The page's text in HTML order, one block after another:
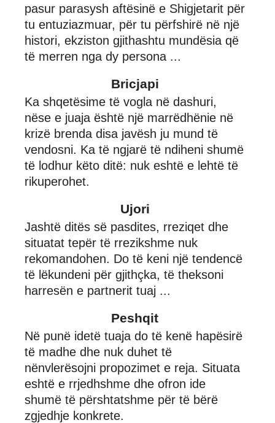
pasur parasysh aftësinë e Shigjetarit për
tu entuziazmuar, për tu përfshirë në një
histori, ekziston gjithashtu mundësia që
të merren nga dy persona ...
Bricjapi
Ka shqetësime të vogla në dashuri,
nëse e juaja është një marrëdhënie në
krizë brenda disa javësh ju mund të
vendosni. Ka të ngjarë të ndiheni shumë
të lodhur këto ditë: nuk eshtë e lehtë të
rikuperohet.
Ujori
Jashtë ditës së pasdites, rreziqet dhe
situatat tepër të rrezikshme nuk
rekomandohen. Do të keni një tendencë
të lëkundeni për gjithçka, të theksoni
harresën e partnerit tuaj ...
Peshqit
Në punë idetë tuaja do të kenë hapësirë
të madhe dhe nuk duhet të
nënvlerësojni propozimet e reja. Situata
eshtë e rrjedhshme dhe ofron ide
shumë të përshtatshme për të bërë
zgjedhje konkrete.